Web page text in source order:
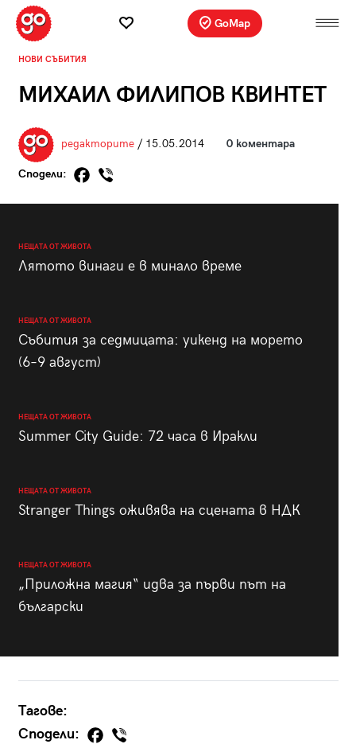
GoMap
НОВИ СЪБИТИЯ
МИХАИЛ ФИЛИПОВ КВИНТЕТ
редакторите/ 15.05.2014 0 коментара
Сподели:
НЕЩАТА ОТ ЖИВОТА
Лятото винаги е в минало време
НЕЩАТА ОТ ЖИВОТА
Събития за седмицата: уикенд на морето
(6–9 август)
НЕЩАТА ОТ ЖИВОТА
Summer City Guide: 72 часа в Иракли
НЕЩАТА ОТ ЖИВОТА
Stranger Things оживява на сцената в НДК
НЕЩАТА ОТ ЖИВОТА
„Приложна магия“ идва за първи път на
български
Тагове:
Сподели: